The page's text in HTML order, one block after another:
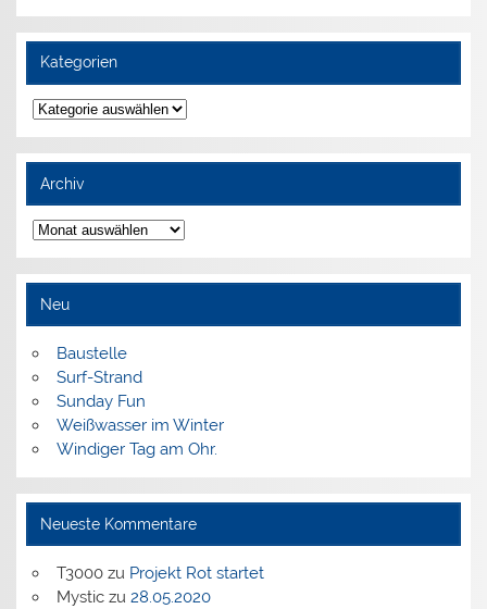
Kategorien
Kategorien
Archiv
Archiv
Neu
Baustelle
Surf-Strand
Sunday Fun
Weißwasser im Winter
Windiger Tag am Ohr.
Neueste Kommentare
T3000zu Projekt Rot startet
Mysticzu 28.05.2020